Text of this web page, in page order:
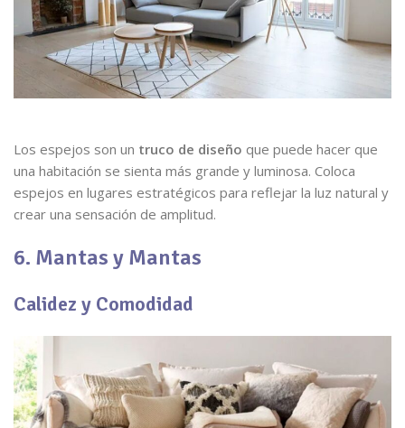
Los espejos son un truco de diseño que puede hacer que
una habitación se sienta más grande y luminosa. Coloca
espejos en lugares estratégicos para reflejar la luz natural y
crear una sensación de amplitud.
6. Mantas y Mantas
Calidez y Comodidad